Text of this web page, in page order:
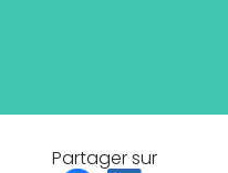
Partager sur